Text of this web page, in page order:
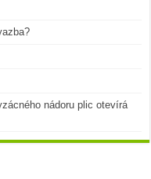
nádoru plic otevírá